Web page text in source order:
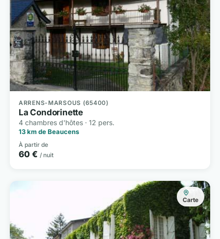
ARRENS-MARSOUS (65400)
La Condorinette
4 chambres d'hôtes · 12 pers.
13 km de Beaucens
À partir de
60 € / nuit
Carte